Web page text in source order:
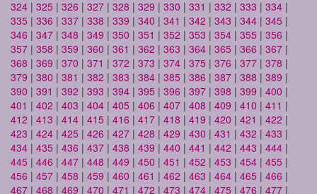
324 | 325 | 326 | 327 | 328 | 329 | 330 | 331 | 332 | 333 | 334 |
335 | 336 | 337 | 338 | 339 | 340 | 341 | 342 | 343 | 344 | 345 |
346 | 347 | 348 | 349 | 350 | 351 | 352 | 353 | 354 | 355 | 356 |
357 | 358 | 359 | 360 | 361 | 362 | 363 | 364 | 365 | 366 | 367 |
368 | 369 | 370 | 371 | 372 | 373 | 374 | 375 | 376 | 377 | 378 |
379 | 380 | 381 | 382 | 383 | 384 | 385 | 386 | 387 | 388 | 389 |
390 | 391 | 392 | 393 | 394 | 395 | 396 | 397 | 398 | 399 | 400 |
401 | 402 | 403 | 404 | 405 | 406 | 407 | 408 | 409 | 410 | 411 |
412 | 413 | 414 | 415 | 416 | 417 | 418 | 419 | 420 | 421 | 422 |
423 | 424 | 425 | 426 | 427 | 428 | 429 | 430 | 431 | 432 | 433 |
434 | 435 | 436 | 437 | 438 | 439 | 440 | 441 | 442 | 443 | 444 |
445 | 446 | 447 | 448 | 449 | 450 | 451 | 452 | 453 | 454 | 455 |
456 | 457 | 458 | 459 | 460 | 461 | 462 | 463 | 464 | 465 | 466 |
467 | 468 | 469 | 470 | 471 | 472 | 473 | 474 | 475 | 476 | 477 |